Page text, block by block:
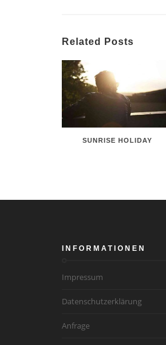
Related Posts
SUNRISE HOLIDAY
INFORMATIONEN
Impressum
Datenschutzerklärung
Anfrage